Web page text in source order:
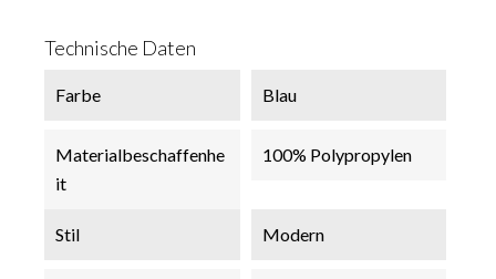
Technische Daten
Farbe Blau
Materialbeschaffenhe
It
100% Polypropylen
Stil Modern